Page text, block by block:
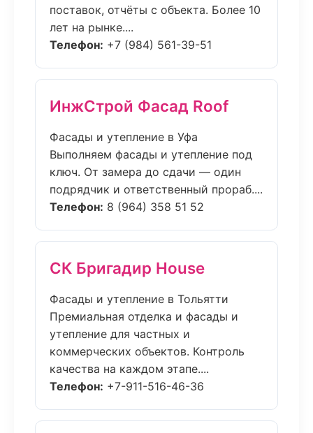
поставок, отчёты с объекта. Более 10
лет на рынке....
Телефон: +7 (984) 561-39-51
ИнжСтрой Фасад Roof
Фасады и утепление в Уфа
Выполняем фасады и утепление под
ключ. От замера до сдачи — один
подрядчик и ответственный прораб....
Телефон: 8 (964) 358 51 52
СК Бригадир House
Фасады и утепление в Тольятти
Премиальная отделка и фасады и
утепление для частных и
коммерческих объектов. Контроль
качества на каждом этапе....
Телефон: +7-911-516-46-36